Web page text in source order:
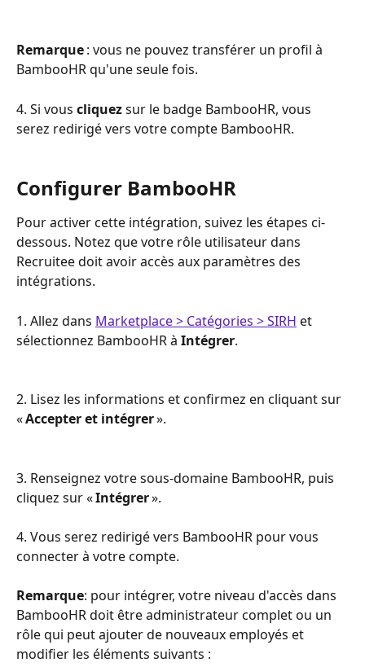
Remarque : vous ne pouvez transférer un profil à
BambooHR qu'une seule fois.
4. Si vous cliquez sur le badge BambooHR, vous
serez redirigé vers votre compte BambooHR.
Configurer BambooHR
Pour activer cette intégration, suivez les étapes ci-
dessous. Notez que votre rôle utilisateur dans
Recruitee doit avoir accès aux paramètres des
intégrations.
1. Allez dans Marketplace > Catégories > SIRH et
sélectionnez BambooHR à Intégrer.
2. Lisez les informations et confirmez en cliquant sur
« Accepter et intégrer ».
3. Renseignez votre sous-domaine BambooHR, puis
cliquez sur « Intégrer ».
4. Vous serez redirigé vers BambooHR pour vous
connecter à votre compte.
Remarque: pour intégrer, votre niveau d'accès dans
BambooHR doit être administrateur complet ou un
rôle qui peut ajouter de nouveaux employés et
modifier les éléments suivants :